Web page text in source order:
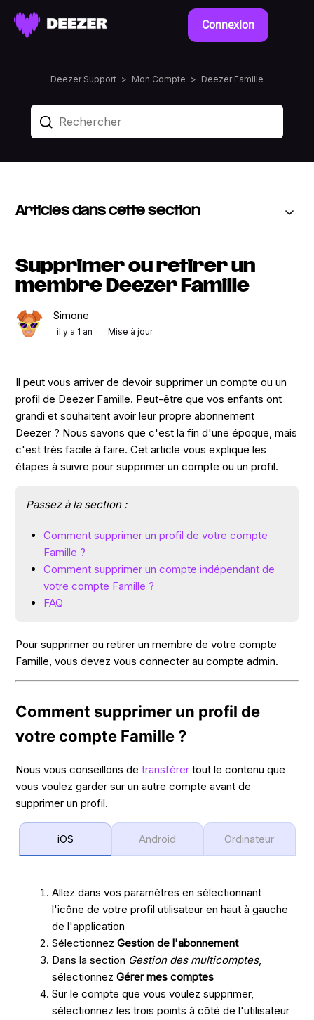
Connexion
Deezer Support Mon Compte Deezer Famille
Articles dans cette section
Supprimer ou retirer un
membre Deezer Famille
Simone
il y a 1 an Mise à jour
Il peut vous arriver de devoir supprimer un compte ou un
profil de Deezer Famille. Peut-être que vos enfants ont
grandi et souhaitent avoir leur propre abonnement
Deezer ? Nous savons que c'est la fin d'une époque, mais
c'est très facile à faire. Cet article vous explique les
étapes à suivre pour supprimer un compte ou un profil.
Passez à la section :
Comment supprimer un profil de votre compte
Famille ?
Comment supprimer un compte indépendant de
votre compte Famille ?
FAQ
Pour supprimer ou retirer un membre de votre compte
Famille, vous devez vous connecter au compte admin.
Comment supprimer un profil de
votre compte Famille ?
Nous vous conseillons detransférer tout le contenu que
vous voulez garder sur un autre compte avant de
supprimer un profil.
iOS Android Ordinateur
Allez dans vos paramètres en sélectionnant
l'icône de votre profil utilisateur en haut à gauche
de l'application
SélectionnezGestion de l'abonnement
Dans la section Gestion des multicomptes,
sélectionnezGérer mes comptes
Sur le compte que vous voulez supprimer,
sélectionnez les trois points à côté de l'utilisateur